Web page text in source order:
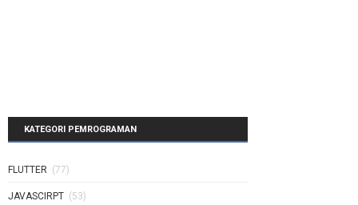
KATEGORI PEMROGRAMAN
FLUTTER (77)
JAVASCIRPT (53)